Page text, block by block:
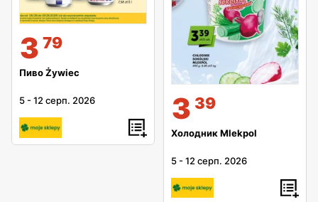
3 79
Пиво Żywiec
5 -12 серп. 2026 3 39
Холодник Mlekpol
5 -12 серп. 2026